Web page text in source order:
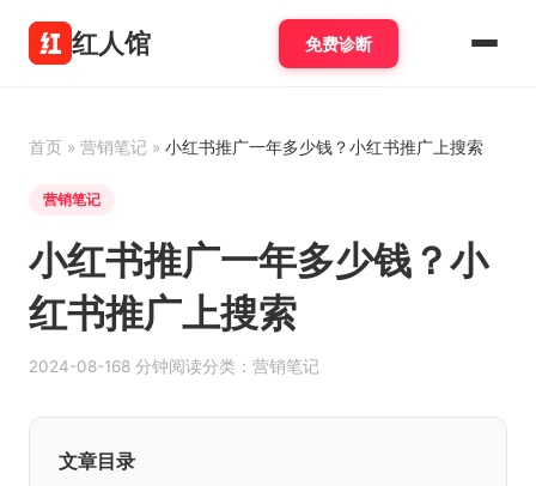
红人馆 免费诊断
首页 » 营销笔记 » 小红书推广一年多少钱？小红书推广上搜索
营销笔记
小红书推广一年多少钱？小
红书推广上搜索
2024-08-168 分钟阅读分类：营销笔记
文章目录